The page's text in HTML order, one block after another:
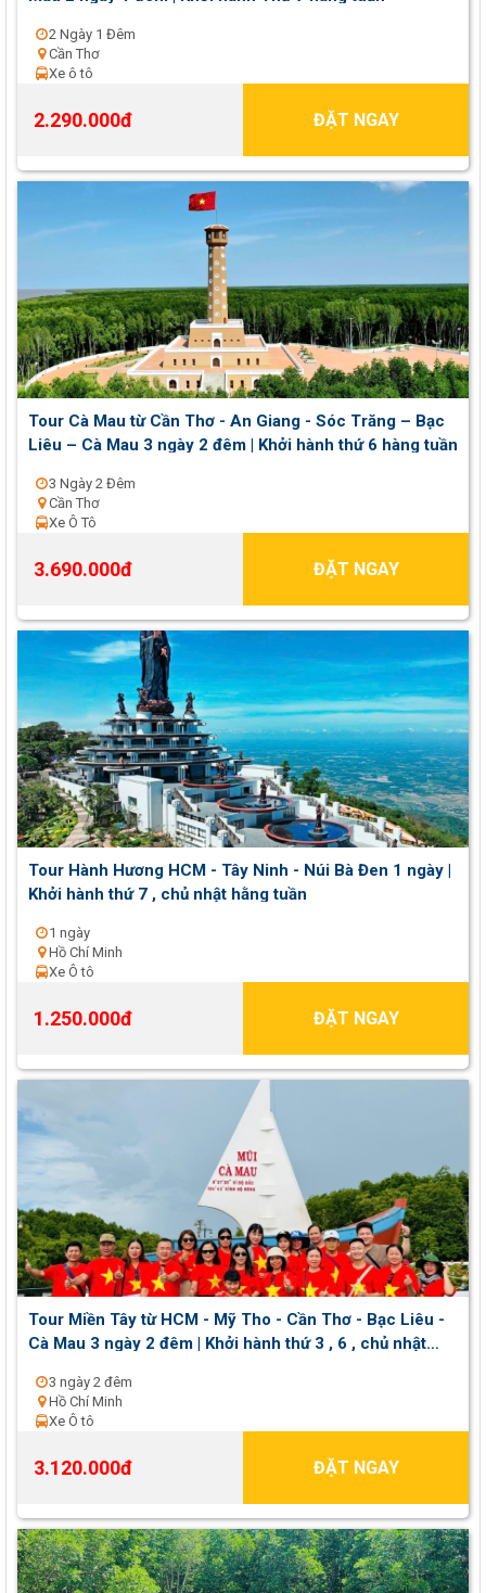
2 Ngày 1 Đêm
Cần Thơ
Xe ô tô
2.290.000đ ĐẶT NGAY
Tour Cà Mau từ Cần Thơ - An Giang - Sóc Trăng – Bạc
Liêu – Cà Mau 3 ngày 2 đêm | Khởi hành thứ 6 hàng tuần
3 Ngày 2 Đêm
Cần Thơ
Xe Ô Tô
3.690.000đ ĐẶT NGAY
Tour Hành Hương HCM - Tây Ninh - Núi Bà Đen 1 ngày |
Khởi hành thứ 7 , chủ nhật hằng tuần
1 ngày
Hồ Chí Minh
Xe Ô tô
1.250.000đ ĐẶT NGAY
Tour Miền Tây từ HCM - Mỹ Tho - Cần Thơ - Bạc Liêu -
Cà Mau 3 ngày 2 đêm | Khởi hành thứ 3 , 6 , chủ nhật
3 ngày 2 đêm
Hồ Chí Minh
Xe Ô tô
3.120.000đ ĐẶT NGAY